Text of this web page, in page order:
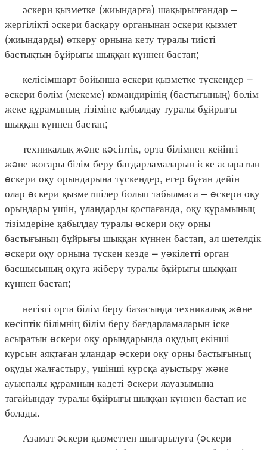
әскери қызметке (жиындарға) шақырылғандар –
жергілікті әскери басқару органынан әскери қызмет
(жиындарды) өткеру орнына кету туралы тиісті
бастықтың бұйрығы шыққан күннен бастап;
келісімшарт бойынша әскери қызметке түскендер –
әскери бөлім (мекеме) командирінің (бастығының) бөлім
жеке құрамының тізіміне қабылдау туралы бұйрығы
шыққан күннен бастап;
техникалық жəне кəсіптік, орта білімнен кейінгі
жəне жоғары білім беру бағдарламаларын іске асыратын
əскери оқу орындарына түскендер, егер бұған дейін
олар əскери қызметшілер болып табылмаса – əскери оқу
орындары үшін, ұландарды қоспағанда, оқу құрамының
тізімдеріне қабылдау туралы əскери оқу орны
бастығының бұйрығы шыққан күннен бастап, ал шетелдік
əскери оқу орнына түскен кезде – уəкілетті орган
басшысының оқуға жіберу туралы бұйрығы шыққан
күннен бастап;
негізгі орта білім беру базасында техникалық жəне
кəсіптік білімнің білім беру бағдарламаларын іске
асыратын əскери оқу орындарында оқудың екінші
курсын аяқтаған ұландар əскери оқу орны бастығының
оқуды жалғастыру, үшінші курсқа ауыстыру жəне
ауыспалы құрамның кадеті əскери лауазымына
тағайындау туралы бұйрығы шыққан күннен бастап ие
болады.
Азамат əскери қызметтен шығарылуға (əскери